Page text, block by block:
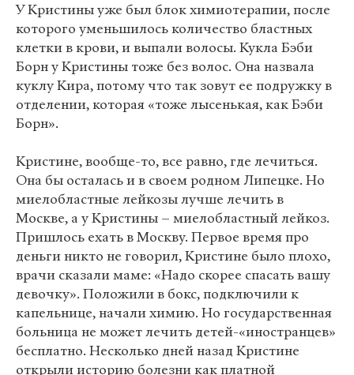
У Кристины уже был блок химиотерапии, после
которого уменьшилось количество бластных
клетки в крови, и выпали волосы. Кукла Бэби
Борн у Кристины тоже без волос. Она назвала
куклу Кира, потому что так зовут ее подружку в
отделении, которая «тоже лысенькая, как Бэби
Борн».
Кристине, вообще-то, все равно, где лечиться.
Она бы осталась и в своем родном Липецке. Но
миелобластные лейкозы лучше лечить в
Москве, а у Кристины – миелобластный лейкоз.
Пришлось ехать в Москву. Первое время про
деньги никто не говорил, Кристине было плохо,
врачи сказали маме: «Надо скорее спасать вашу
девочку». Положили в бокс, подключили к
капельнице, начали химию. Но государственная
больница не может лечить детей-«иностранцев»
бесплатно. Несколько дней назад Кристине
открыли историю болезни как платной